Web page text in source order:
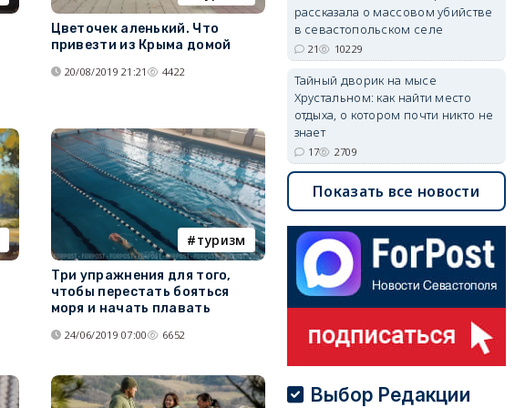
Цветочек аленький. Что
привезти из Крыма домой
20/08/2019 21:21 4422
туризм
Три упражнения для того,
чтобы перестать бояться
моря и начать плавать
24/06/2019 07:00 6652
рассказала о массовом убийстве
в севастопольском селе
21 10229
Тайный дворик на мысе
Хрустальном: как найти место
отдыха, о котором почти никто не
знает
17 2709
Показать все новости
Выбор Редакции